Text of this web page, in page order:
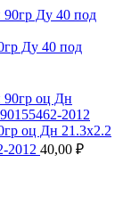
Ду 40 под
оц Дн 21.3х2.2
2012 40,00 ₽